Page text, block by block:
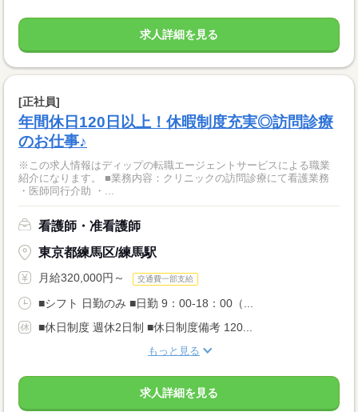
求人詳細を見る
[正社員]
年間休日120日以上！休暇制度充実◎訪問診療
のお仕事♪
※この求人情報はディップの転職エージェントサービスによる職業
紹介になります。 ■業務内容：クリニックの訪問診療にて看護業務
・医師同行介助 ・...
看護師・准看護師
東京都練馬区/練馬駅
月給320,000円～ 交通費一部支給
■シフト 日勤のみ ■日勤 9：00-18：00（...
■休日制度 週休2日制 ■休日制度備考 120...
もっと見る
求人詳細を見る